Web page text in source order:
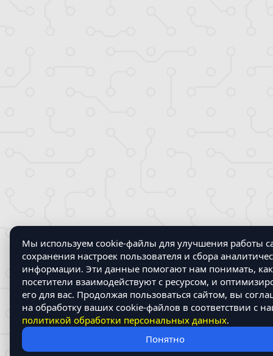
Мы используем cookie-файлы для улучшения работы
сохранения настроек пользователя и сбора
информации. Эти данные помогают нам понимать, как
посетители взаимодействуют с ресурсом, и
его для вас. Продолжая пользоваться сайтом, вы
на обработку ваших cookie-файлов в соответствии с
политикой обработки персональных данных.
Понятно